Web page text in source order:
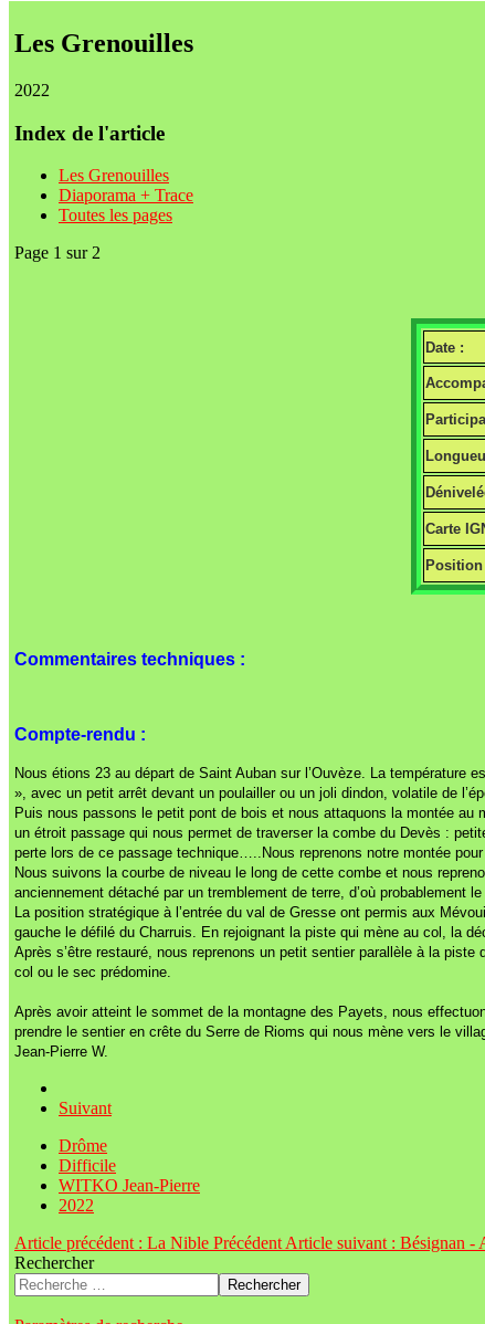
Les Grenouilles
2022
Index de l'article
Les Grenouilles
Diaporama + Trace
Toutes les pages
Page 1 sur 2
Date :
Carte
Commentaires techniques :
Compte-rendu :
Nous étions 23 au départ de Saint Auban sur l’Ouvèze. La
», avec un petit arrêt devant un poulailler ou un joli dindon, volatile de
Puis nous passons le petit pont de bois et nous attaquons la montée
un étroit passage qui nous permet de traverser la combe du Devès :
perte lors de ce passage technique…..Nous reprenons notre montée
Nous suivons la courbe de niveau le long de cette combe et nous
anciennement détaché par un tremblement de terre, d’où probablement le
La position stratégique à l’entrée du val de Gresse ont permis aux
gauche le défilé du Charruis. En rejoignant la piste qui mène au col, la
Après s’être restauré, nous reprenons un petit sentier parallèle à la
col ou le sec prédomine.
Après avoir atteint le sommet de la montagne des Payets, nous
prendre le sentier en crête du Serre de Rioms qui nous mène vers le
Jean-Pierre W.
Suivant
Drôme
Difficile
WITKO Jean-Pierre
2022
Article précédent : La Nible Précédent Article suivant : Bésignan -
Rechercher
Rechercher